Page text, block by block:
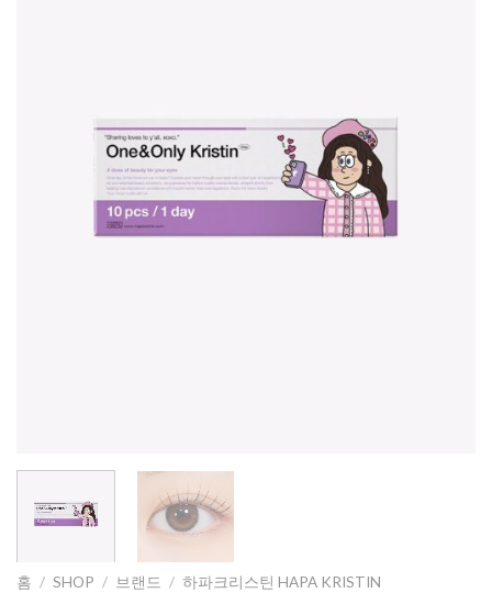
홈 / SHOP / 브랜드 / 하파크리스틴 HAPA KRISTIN